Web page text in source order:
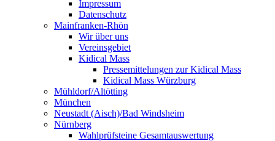
Impressum
Datenschutz
Mainfranken-Rhön
Wir über uns
Vereinsgebiet
Kidical Mass
Pressemittelungen zur Kidical Mass
Kidical Mass Würzburg
Mühldorf/Altötting
München
Neustadt (Aisch)/Bad Windsheim
Nürnberg
Wahlprüfsteine Gesamtauswertung